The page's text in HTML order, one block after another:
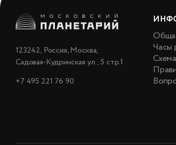
123242, Россия, Москва,
Садовая-Кудринская ул., 5 стр.1
+7 495 221 76 90
Часы